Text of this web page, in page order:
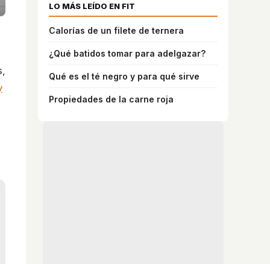
LO MÁS LEÍDO EN FIT
Calorías de un filete de ternera
¿Qué batidos tomar para adelgazar?
Qué es el té negro y para qué sirve
Propiedades de la carne roja